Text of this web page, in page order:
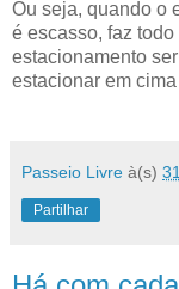
Ou seja, quando o
é escasso, faz
estacionamento
estacionar em
Passeio Livre à(s)
Partilhar